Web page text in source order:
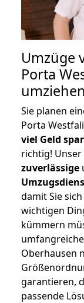
Umzüge
Porta
umziehen
Sie planen
Porta
viel Geld
richtig!
zuverlässige
damit Sie
wichtigen
kümmern
Oberhausen
garantieren,
passende